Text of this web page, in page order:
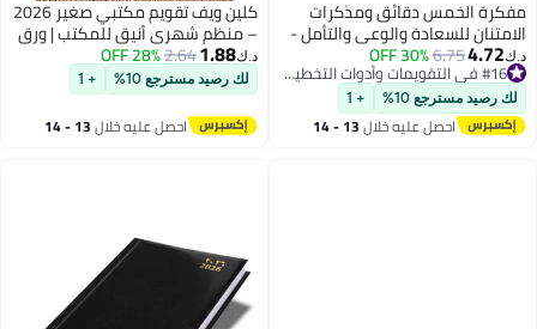
مفكرة الخمس دقائق ومذكرات
الامتنان للسعادة والوعي والتأمل -
تأكيدات يومية بتنسيق بسيط وواضح
- مخطط حياة
د.ك‏4.72
6.75
30% OFF
#16 في التقويمات وأدوات التخطيط والتنظيم
لك رصيد مسترجع 10% + 1
احصل عليه خلال 13 - 14
كلين ويف تقويم مكتبي صغير 2026
– منظم شهري أنيق للمكتب | ورق
سميك 250 جم، سلك مزدوج متين |
تصميم عملي وعصري للمنزل
والمكتب - أخضر
د.ك‏1.88
2.64
28% OFF
لك رصيد مسترجع 10% + 1
احصل عليه خلال 13 - 14